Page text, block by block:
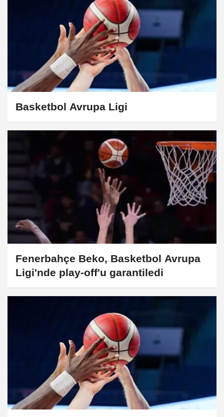
Basketbol Avrupa Ligi
Fenerbahçe Beko, Basketbol Avrupa
Ligi'nde play-off'u garantiledi